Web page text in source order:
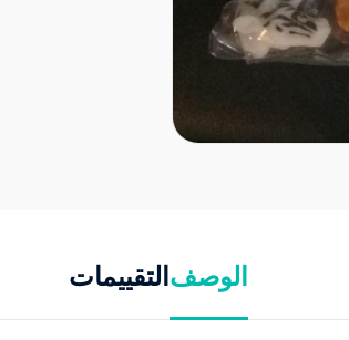
الوصفالتقييمات